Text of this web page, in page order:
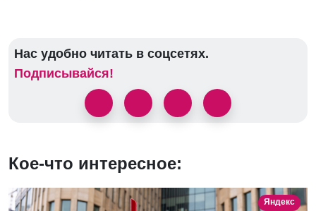
Нас удобно читать в соцсетях.
Подписывайся!
Кое-что интересное:
Яндекс